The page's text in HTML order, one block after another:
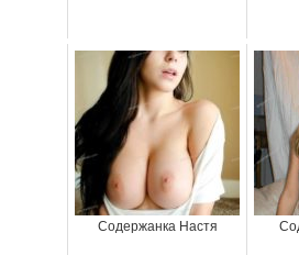
Содержанка Настя